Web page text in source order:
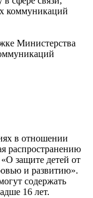
коммуникаций
Министерства
в отношении
распространению
защите детей от
и развитию».
содержать
16 лет.